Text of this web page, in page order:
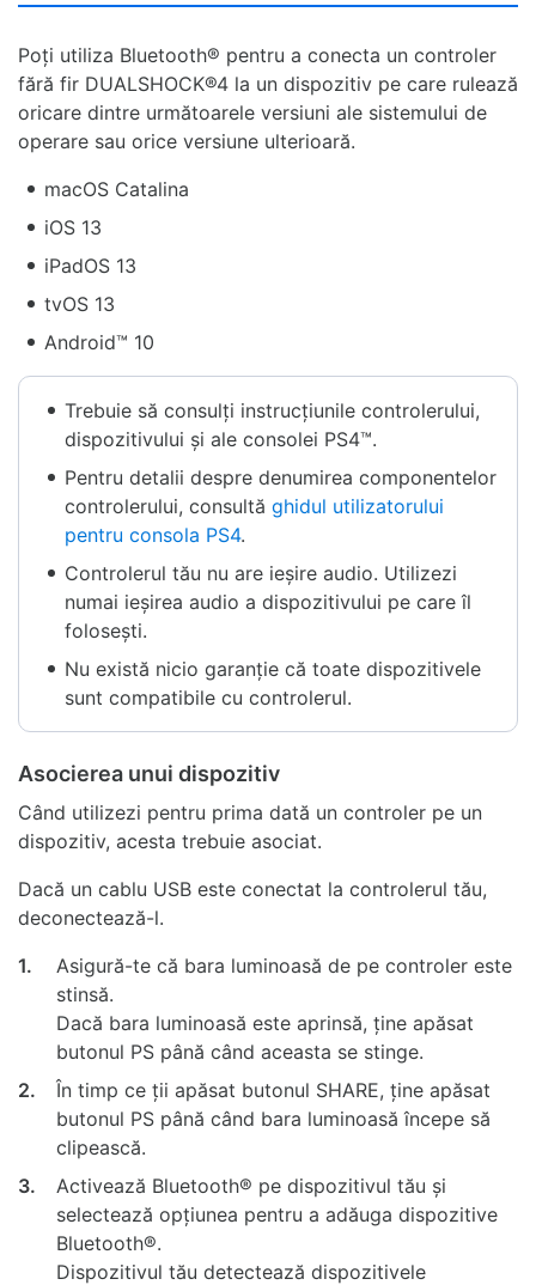
Poți utiliza Bluetooth® pentru a conecta un controler
fără fir DUALSHOCK®4 la un dispozitiv pe care rulează
oricare dintre următoarele versiuni ale sistemului de
operare sau orice versiune ulterioară.
macOS Catalina
iOS 13
iPadOS 13
tvOS 13
Android™ 10
Trebuie să consulți instrucțiunile controlerului,
dispozitivului și ale consolei PS4™.
Pentru detalii despre denumirea componentelor
controlerului, consultăghidul utilizatorului
pentru consola PS4.
Controlerul tău nu are ieșire audio. Utilizezi
numai ieșirea audio a dispozitivului pe care îl
folosești.
Nu există nicio garanție că toate dispozitivele
sunt compatibile cu controlerul.
Asocierea unui dispozitiv
Când utilizezi pentru prima dată un controler pe un
dispozitiv, acesta trebuie asociat.
Dacă un cablu USB este conectat la controlerul tău,
deconectează-l.
1.
Asigură-te că bara luminoasă de pe controler este
stinsă.
Dacă bara luminoasă este aprinsă, ține apăsat
butonul PS până când aceasta se stinge.
2.
În timp ce ții apăsat butonul SHARE, ține apăsat
butonul PS până când bara luminoasă începe să
clipească.
3.
Activează Bluetooth® pe dispozitivul tău și
selectează opțiunea pentru a adăuga dispozitive
Bluetooth®.
Dispozitivul tău detectează dispozitivele